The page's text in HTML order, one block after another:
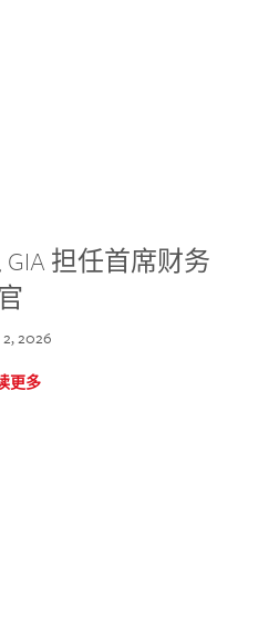
GIA 担任首席财务
2026
更多